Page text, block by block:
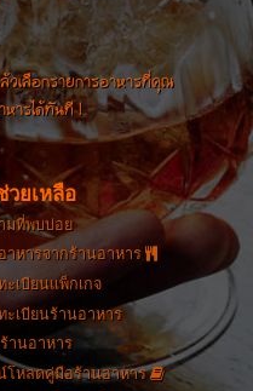
เลือกรายการอาหารที่คุณ
ารได้ทันที !
ยเหลือ
มที่พบบ่อย
าหารจากร้านอาหาร
ะเบียนแพ็กเกจ
ะเบียนร้านอาหาร
านอาหาร
โหลดคู่มือร้านอาหาร